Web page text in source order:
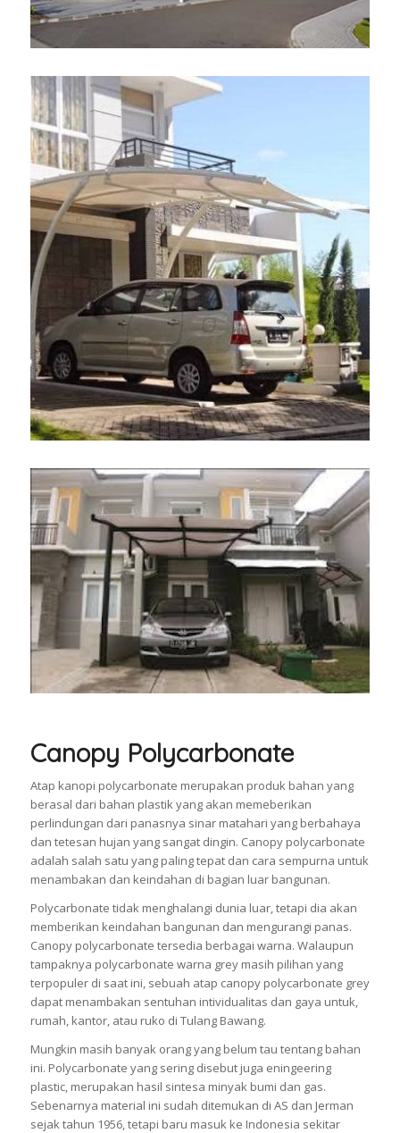
Canopy Polycarbonate
Atap kanopi polycarbonate merupakan produk bahan yang
berasal dari bahan plastik yang akan memeberikan
perlindungan dari panasnya sinar matahari yang berbahaya
dan tetesan hujan yang sangat dingin. Canopy polycarbonate
adalah salah satu yang paling tepat dan cara sempurna untuk
menambakan dan keindahan di bagian luar bangunan.
Polycarbonate tidak menghalangi dunia luar, tetapi dia akan
memberikan keindahan bangunan dan mengurangi panas.
Canopy polycarbonate tersedia berbagai warna. Walaupun
tampaknya polycarbonate warna grey masih pilihan yang
terpopuler di saat ini, sebuah atap canopy polycarbonate grey
dapat menambakan sentuhan intividualitas dan gaya untuk,
rumah, kantor, atau ruko di Tulang Bawang.
Mungkin masih banyak orang yang belum tau tentang bahan
ini. Polycarbonate yang sering disebut juga eningeering
plastic, merupakan hasil sintesa minyak bumi dan gas.
Sebenarnya material ini sudah ditemukan di AS dan Jerman
sejak tahun 1956, tetapi baru masuk ke Indonesia sekitar